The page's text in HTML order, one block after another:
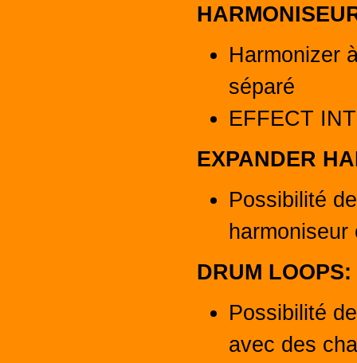
Harmonizer
séparé
EFFECT
EXPANDER
Possibilité
DRUM LOOPS:
Possibilité
avec des